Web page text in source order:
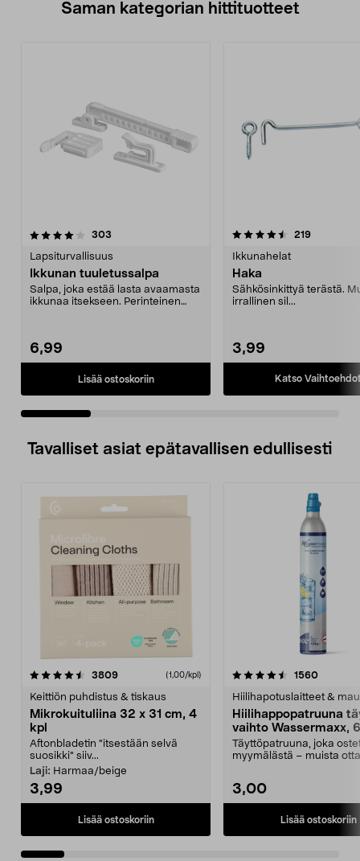
Saman kategorian hittituotteet
303
Lapsiturvallisuus
Ikkunan tuuletussalpa
Salpa, joka estää lasta avaamasta
ikkunaa itsekseen. Perinteinen
6,99
Lisää ostoskoriin
4.5 viidestä
219arvostelut
Ikkunahelat
Haka
Sähkösinkittyä terästä.
irrallinen sil...
3,99
Katso
4.5 viidestä
Tavalliset asiat epätavallisen edullisesti
3809arvostelut (1,00/kpl)
Keittiön puhdistus & tiskaus
Mikrokuituliina 32 x 31 cm, 4
kpl
Aftonbladetin "itsestään selvä
suosikki" siiv...
Laji: Harmaa/beige
3,99
Lisää ostoskoriin
4.5viidestä
1560
Hiilihapotuslaitteet &
Hiilihappopatruuna
vaihto Wassermaxx,
Täyttöpatruuna, joka
myymälästä – muista
3,00
Lisää ostoskoriin
4.5viidestä